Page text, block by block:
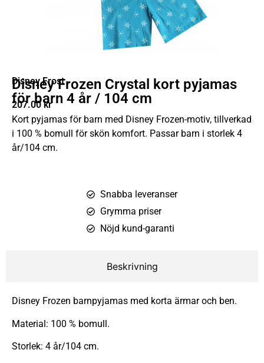
Disney Frost
Disney Frozen Crystal kort pyjamas
för barn 4 år / 104 cm
207.00kr
Kort pyjamas för barn med Disney Frozen-motiv, tillverkad
i 100 % bomull för skön komfort. Passar barn i storlek 4
år/104 cm.
Snabba leveranser
Grymma priser
Nöjd kund-garanti
Beskrivning
Disney Frozen barnpyjamas med korta ärmar och ben.
Material: 100 % bomull.
Storlek: 4 år/104 cm.